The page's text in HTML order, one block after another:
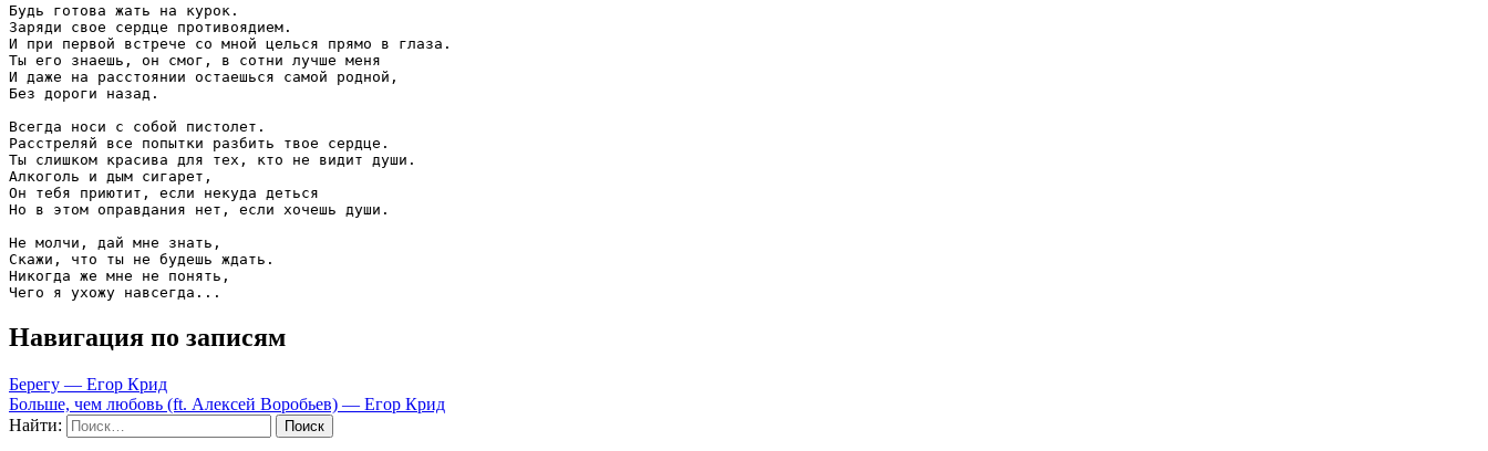
Будь готова жать на курок.
Заряди свое сердце противоядием.
И при первой встрече со мной целься прямо в глаза.
Ты его знаешь, он смог, в сотни лучше меня
И даже на расстоянии остаешься самой родной,
Без дороги назад.
Всегда носи с собой пистолет.
Расстреляй все попытки разбить твое сердце.
Ты слишком красива для тех, кто не видит души.
Алкоголь и дым сигарет,
Он тебя приютит, если некуда деться
Но в этом оправдания нет, если хочешь души.
Не молчи, дай мне знать,
Скажи, что ты не будешь ждать.
Никогда же мне не понять,
Чего я ухожу навсегда...
Навигация по записям
Берегу — Егор Крид
Больше, чем любовь (ft. Алексей Воробьев) — Егор Крид
Найти: